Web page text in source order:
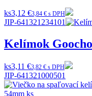
ks3,12 €3,84 € s DPH
JIP-641321234101
Kelímok
ks3,11 €3,82 € s DPH
JIP-641321000501